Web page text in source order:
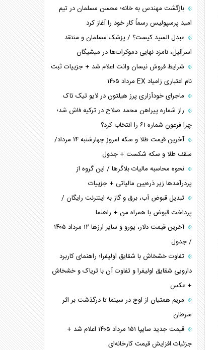
متن و حاشیه سفر نتانیاهو به آمریکا
بازگشت مهندس به خانه؛ محسن مسلمان در تیم
امید پرسپولیس رسماً کار خود را آغاز کرد
عبدل السید کیست؟ / پزشک مسلمان و منتقد
اسرائیل، نامزد نهایی دموکرات‌ها در میشیگان
شرایط فروش نیسان وانت اعلام شد + جزییات ثبت
نام اعتباری زامیاد EX مرداد ۱۴۰۵
ماجرای خودآزاری پرز هیلتون در لایو تیک تاک
راز شماره پیراهن محمد صلاح در ترکیه فاش شد؛
چرا فرعون شماره ۶۱ را انتخاب کرد؟
آخرین قیمت طلا و سکه امروز چهارشنبه ۱۴ مرداد/
سقف طلا و سکه شکست + جدول
نحوه محاسبه مالیات بلاگر‌ها / این گروه از
پردرآمد‌ها زیر ذره‌بین مالیاتی + جزییات
تبدیل قبوض آب، برق و گاز به اینترنت رایگان /
پرداخت قبوض با همراه من + راهنما
آخرین قیمت دلار، یورو و سایر ارز‌ها ۱۲ مرداد ۱۴۰۵
/ جدول
تفاوت خشخاش با شقایق اولیفرا؛ راهنمای کاربرد
دارویی شقایق اولیفرا و تفاوت آن با تریاک و خشخاش
+ عکس
مریم همتیان از اوج در سینما تا درگذشت بر اثر
سرطان
قیمت جدید سایپا ۱۵۱ مرداد ۱۴۰۵ اعلام شد +
جزئیات افزایش قیمت کارخانه‌ای